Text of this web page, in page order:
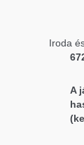
Iroda
A